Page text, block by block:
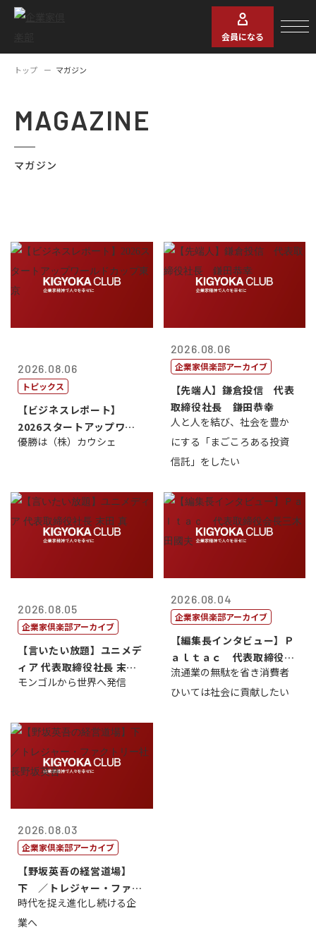
会員になる
トップ マガジン
MAGAZINE
マガジン
2026.08.06
トピックス
【ビジネスレポート】
2026スタートアップワー
ルドカップ東京
優勝は（株）カウシェ
2026.08.06
企業家倶楽部アーカイブ
【先端人】鎌倉投信 代表
取締役社長 鎌田恭幸
人と人を結び、社会を豊か
にする「まごころある投資
信託」をしたい
2026.08.05
企業家倶楽部アーカイブ
【言いたい放題】ユニメデ
ィア 代表取締役社長 末田
真
モンゴルから世界へ発信
2026.08.04
企業家倶楽部アーカイブ
【編集長インタビュー】Ｐ
ａｌｔａｃ 代表取締役会
長三木田國夫
流通業の無駄を省き消費者
ひいては社会に貢献したい
2026.08.03
企業家倶楽部アーカイブ
【野坂英吾の経営道場】
下 ／トレジャー・ファク
トリー社長野坂...
時代を捉え進化し続ける企
業へ